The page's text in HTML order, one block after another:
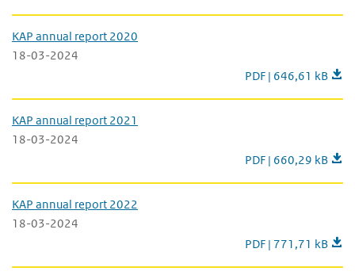
KAP annual report 2020
18-03-2024
KAP annual report
PDF | 646,61 kB
KAP annual report 2021
18-03-2024
KAP annual report
PDF | 660,29 kB
KAP annual report 2022
18-03-2024
KAP annual report
PDF | 771,71 kB